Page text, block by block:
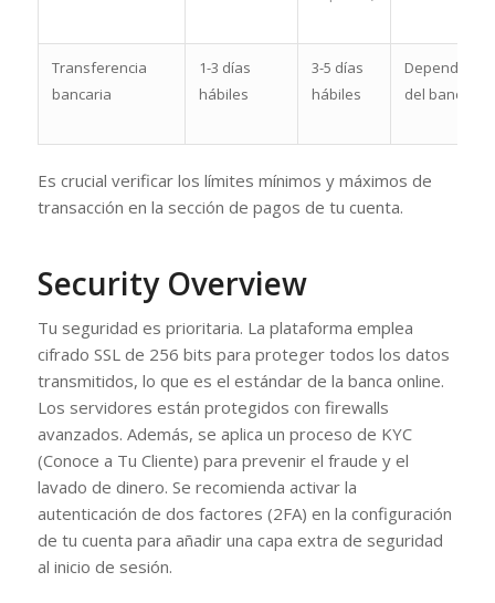
Transferencia
bancaria
1-3 días
hábiles
3-5 días
hábiles
Depende
del banco
Es crucial verificar los límites mínimos y máximos de
transacción en la sección de pagos de tu cuenta.
Security Overview
Tu seguridad es prioritaria. La plataforma emplea
cifrado SSL de 256 bits para proteger todos los datos
transmitidos, lo que es el estándar de la banca online.
Los servidores están protegidos con firewalls
avanzados. Además, se aplica un proceso de KYC
(Conoce a Tu Cliente) para prevenir el fraude y el
lavado de dinero. Se recomienda activar la
autenticación de dos factores (2FA) en la configuración
de tu cuenta para añadir una capa extra de seguridad
al inicio de sesión.